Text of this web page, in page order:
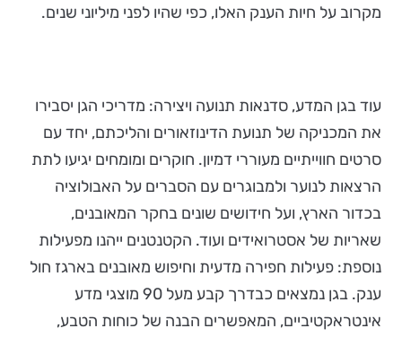
מקרוב על חיות הענק האלו, כפי שהיו לפני מיליוני שנים.
עוד בגן המדע, סדנאות תנועה ויצירה: מדריכי הגן יסבירו
את המכניקה של תנועת הדינוזאורים והליכתם, יחד עם
סרטים חווייתיים מעוררי דמיון. חוקרים ומומחים יגיעו לתת
הרצאות לנוער ולמבוגרים עם הסברים על האבולוציה
בכדור הארץ, ועל חידושים שונים בחקר המאובנים,
שאריות של אסטרואידים ועוד. הקטנטנים ייהנו מפעילות
נוספת: פעילות חפירה מדעית וחיפוש מאובנים בארגז חול
ענק. בגן נמצאים כבדרך קבע מעל 90 מוצגי מדע
אינטראקטיביים, המאפשרים הבנה של כוחות הטבע,